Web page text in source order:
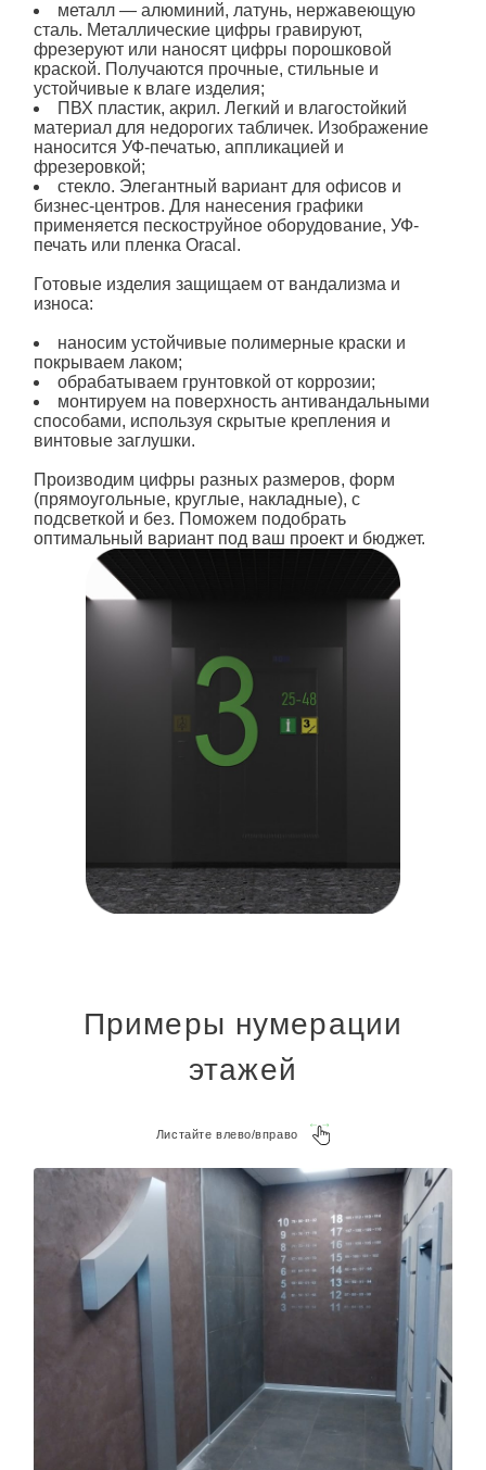
металл — алюминий, латунь, нержавеющую
сталь. Металлические цифры гравируют,
фрезеруют или наносят цифры порошковой
краской. Получаются прочные, стильные и
устойчивые к влаге изделия;
ПВХ пластик, акрил. Легкий и влагостойкий
материал для недорогих табличек. Изображение
наносится УФ-печатью, аппликацией и
фрезеровкой;
стекло. Элегантный вариант для офисов и
бизнес-центров. Для нанесения графики
применяется пескоструйное оборудование, УФ-
печать или пленка Oracal.
Готовые изделия защищаем от вандализма и
износа:
наносим устойчивые полимерные краски и
покрываем лаком;
обрабатываем грунтовкой от коррозии;
монтируем на поверхность антивандальными
способами, используя скрытые крепления и
винтовые заглушки.
Производим цифры разных размеров, форм
(прямоугольные, круглые, накладные), с
подсветкой и без. Поможем подобрать
оптимальный вариант под ваш проект и бюджет.
Примеры нумерации
этажей
Листайте влево/вправо